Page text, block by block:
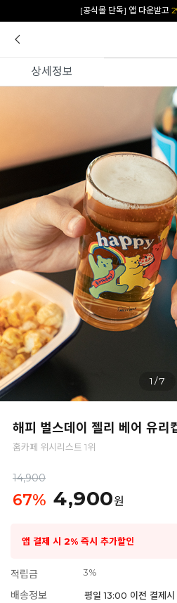
카카오 플친 추가하면1천
상세정보
1 /7
해피 벌스데이 젤리 베어 유리
홈카페 위시리스트 1위
14,900
67% 4,900원
앱 결제 시 2% 즉시 추가할인
적립금 3%
배송정보 평일 13:00 이전 결제시